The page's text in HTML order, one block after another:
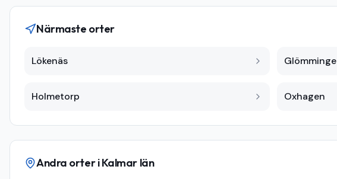
Närmaste orter
Lökenäs Glömminge
Holmetorp Oxhagen
Andra orter iKalmar län